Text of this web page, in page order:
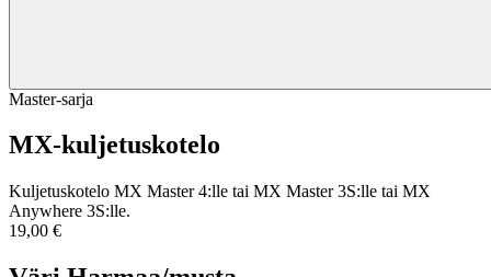
Master-sarja
MX-kuljetuskotelo
Kuljetuskotelo MX Master 4:lle tai MX Master 3S:lle tai MX
Anywhere 3S:lle.
19,00 €